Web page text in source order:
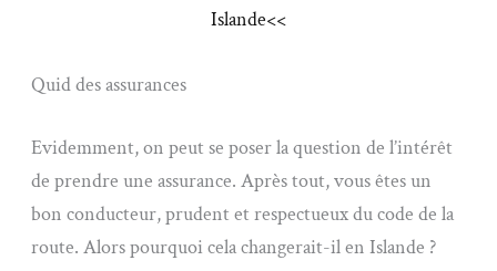
Islande<<
Quid des assurances
Evidemment, on peut se poser la question de l’intérêt
de prendre une assurance. Après tout, vous êtes un
bon conducteur, prudent et respectueux du code de la
route. Alors pourquoi cela changerait-il en Islande ?